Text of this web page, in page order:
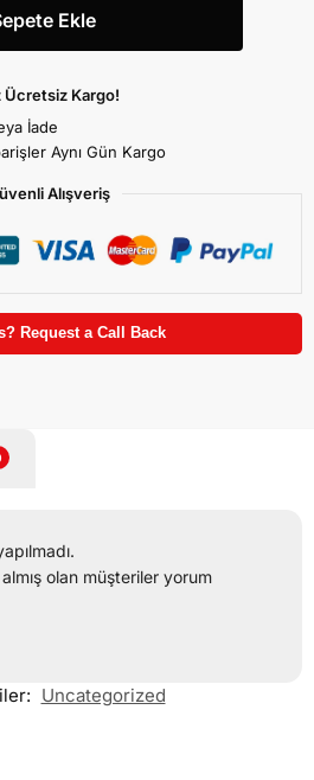
Ekle
Ücretsiz Kargo!
İade
Aynı Gün Kargo
Alışveriş
Request a Call Back
olan müşteriler yorum
Uncategorized